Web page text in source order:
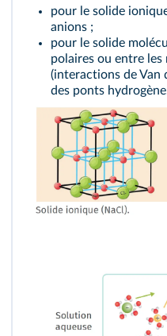
pour le solide
anions ;
pour le solide
polaires ou entre les
(interactions de Van
des ponts